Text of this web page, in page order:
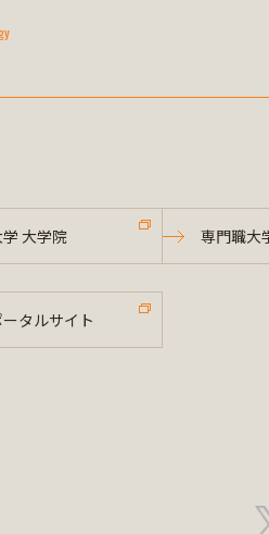
大学院 専門職大
タルサイト